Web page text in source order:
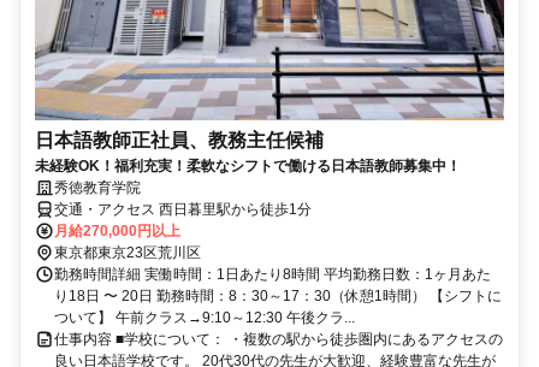
日本語教師正社員、教務主任候補
未経験OK！福利充実！柔軟なシフトで働ける日本語教師募集中！
秀徳教育学院
交通・アクセス 西日暮里駅から徒歩1分
月給270,000円以上
東京都東京23区荒川区
勤務時間詳細 実働時間：1日あたり8時間 平均勤務日数：1ヶ月あた
り18日 〜 20日 勤務時間：8：30～17：30（休憩1時間） 【シフトに
ついて】 午前クラス→9:10～12:30 午後クラ...
仕事内容 ■学校について： ・複数の駅から徒歩圏内にあるアクセスの
良い日本語学校です。 20代30代の先生が大歓迎、経験豊富な先生が